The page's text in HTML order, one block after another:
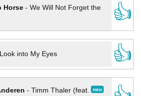
Horse- We Will Not Forget the
👍
Look into My Eyes
👍
neu
- Timm Thaler (feat.